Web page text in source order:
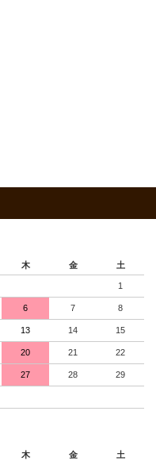
木 金 土
1
6 7 8
13 14 15
20 21 22
27 28 29
木 金 土